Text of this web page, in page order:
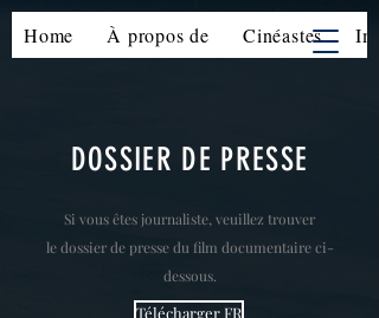
Home À propos de Cinéastes
DOSSIER DE PRESSE
Si vous êtes journaliste, veuillez trouver
le dossier de presse du film documentaire ci-
dessous.
Télécharger FR